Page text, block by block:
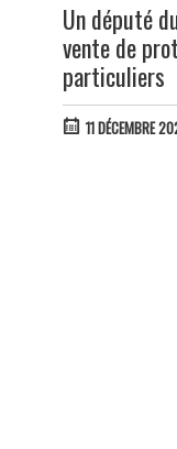
Un député
vente de
particuliers
11 DÉCEMBRE